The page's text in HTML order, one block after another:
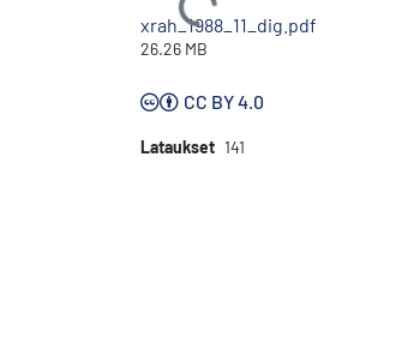
Ladataan...
xrah_1988_11_dig.pdf
26.26 MB
CC BY 4.0
Lataukset 141